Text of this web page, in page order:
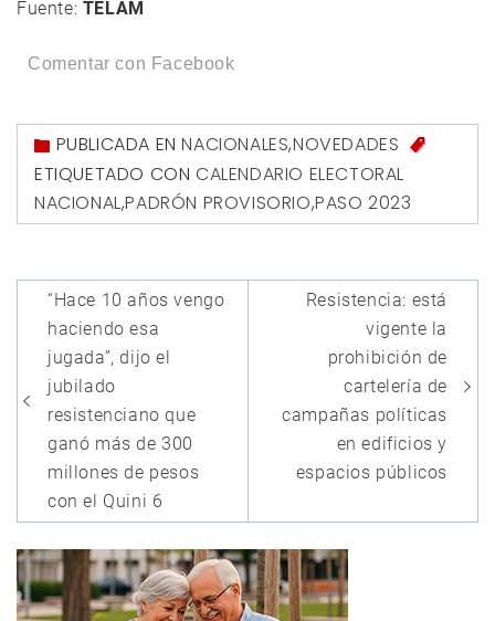
Fuente: TELAM
Comentar con Facebook
PUBLICADA ENNACIONALES,NOVEDADES
ETIQUETADO CON CALENDARIO ELECTORAL
NACIONAL,PADRÓN PROVISORIO,PASO 2023
Navegación
de
entradas
“Hace 10 años vengo
haciendo esa
jugada”, dijo el
jubilado
resistenciano que
ganó más de 300
millones de pesos
con el Quini 6
Resistencia: está
vigente la
prohibición de
cartelería de
campañas políticas
en edificios y
espacios públicos